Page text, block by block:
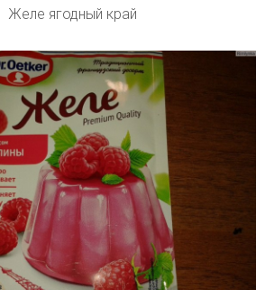
Желе ягодный край